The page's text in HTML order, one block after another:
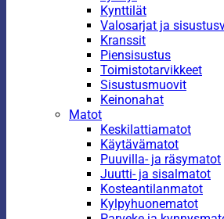
Kynttilät
Valosarjat ja
Kranssit
Piensisustus
Toimistotarvikkeet
Sisustusmuovit
Keinonahat
Matot
Keskilattiamatot
Käytävämatot
Puuvilla- ja räsymatot
Juutti- ja sisalmatot
Kosteantilanmatot
Kylpyhuonematot